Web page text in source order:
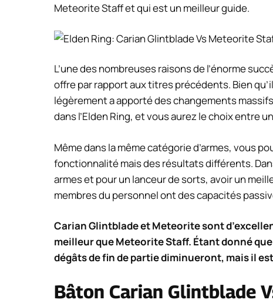
Meteorite Staff et qui est un meilleur guide.
L’une des nombreuses raisons de l’énorme
offre par rapport aux titres précédents. Bien
légèrement a apporté des changements
dans l’Elden Ring, et vous aurez le choix entre
Même dans la même catégorie d’armes, vous
fonctionnalité mais des résultats différents.
armes et pour un lanceur de sorts, avoir un
membres du personnel ont des capacités
Carian Glintblade et Meteorite sont
meilleur que Meteorite Staff. Étant donné
dégâts de fin de partie diminueront, mais il
Bâton Carian Glintblade